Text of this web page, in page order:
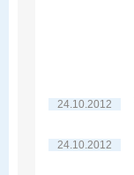
24.10.2012
24.10.2012